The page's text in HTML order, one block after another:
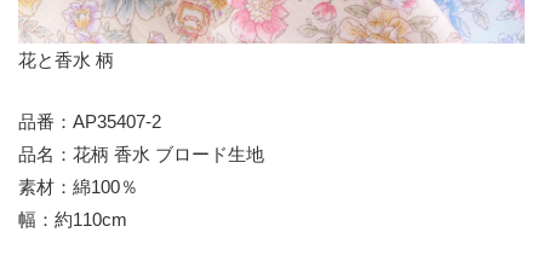
花と香水 柄
品番：AP35407-2
品名：花柄 香水 ブロード生地
素材：綿100％
幅：約110cm